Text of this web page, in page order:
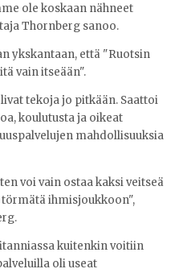
ole koskaan nähneet
Thornberg sanoo.
ykskantaan, että "Ruotsin
vain itseään".
tekoja jo pitkään. Saattoi
koulutusta ja oikeat
mahdollisuuksia
voi vain ostaa kaksi veitseä
ihmisjoukkoon",
kuitenkin voitiin
oli useat